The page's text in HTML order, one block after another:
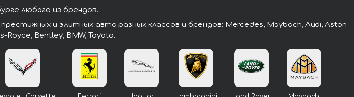
любого из брендов.
и элитных авто разных классов и брендов: Mercedes, Maybach, Audi, Aston
Royce, Bentley, BMW, Toyota.